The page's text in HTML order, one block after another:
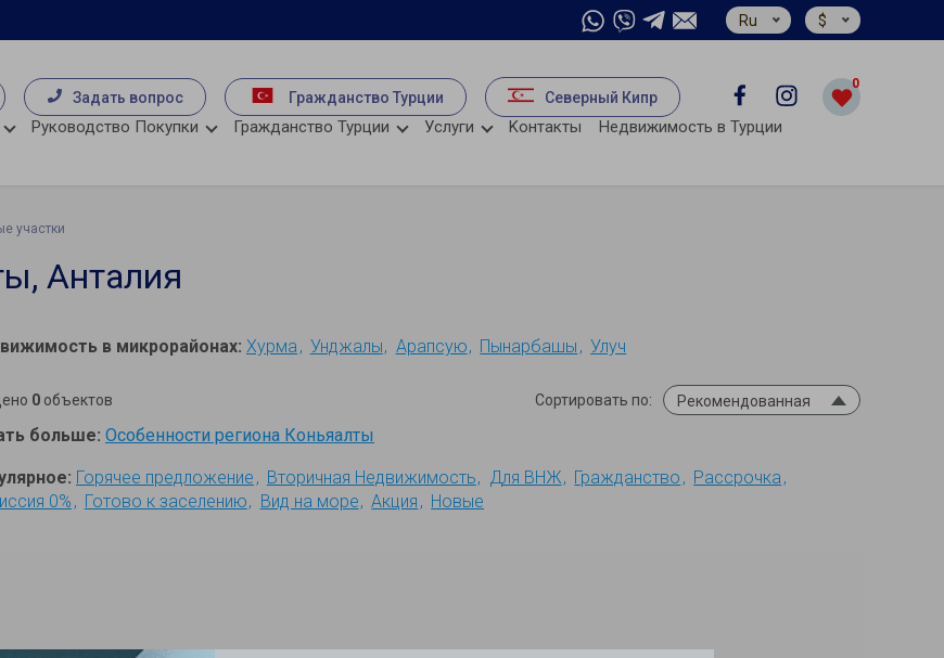
Ru $
Задать вопрос Гражданство Турции Северный Кипр
0
Руководство Покупки Гражданство Турции Услуги Kонтакты Недвижимость в Турции
участки
Анталия
в микрорайонах: Хурма Унджалы Арапсую Пынарбашы Улуч
0 объектов Сортировать по: Рекомендованная
больше: Особенности региона Коньяалты
Горячее предложение Вторичная Недвижимость Для ВНЖ Гражданство
Рассрочка
0%
Готово к заселению Вид на море Акция Новые